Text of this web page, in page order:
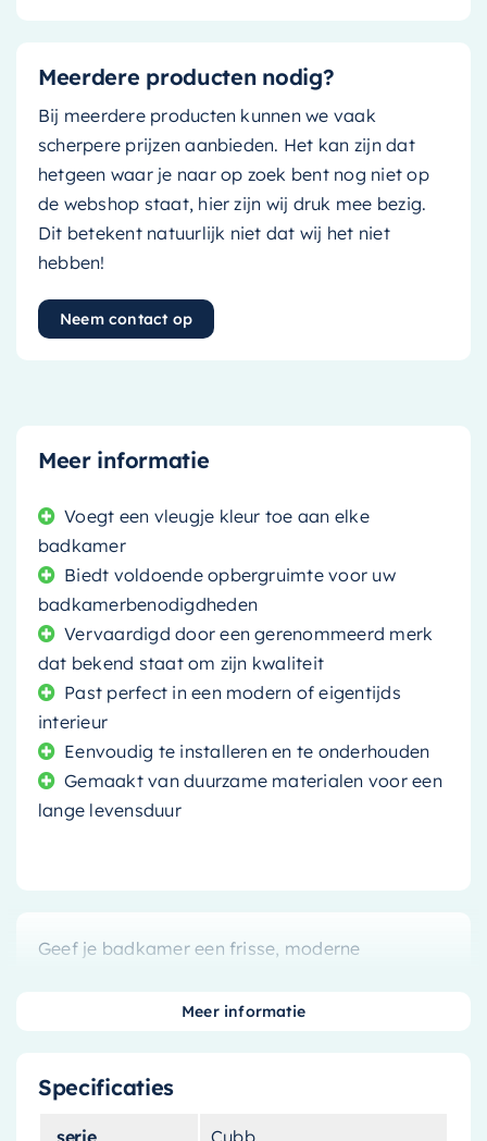
Meerdere producten nodig?
Bij meerdere producten kunnen we vaak
scherpere prijzen aanbieden. Het kan zijn dat
hetgeen waar je naar op zoek bent nog niet op
de webshop staat, hier zijn wij druk mee bezig.
Dit betekent natuurlijk niet dat wij het niet
hebben!
Neem contact op
Meer informatie
Voegt een vleugje kleur toe aan elke
badkamer
Biedt voldoende opbergruimte voor uw
badkamerbenodigdheden
Vervaardigd door een gerenommeerd merk
dat bekend staat om zijn kwaliteit
Past perfect in een modern of eigentijds
interieur
Eenvoudig te installeren en te onderhouden
Gemaakt van duurzame materialen voor een
lange levensduur
Geef je badkamer een frisse, moderne
Mondiaz, een merk dat bekend
eyecatcher.
Specificaties
Meer informatie